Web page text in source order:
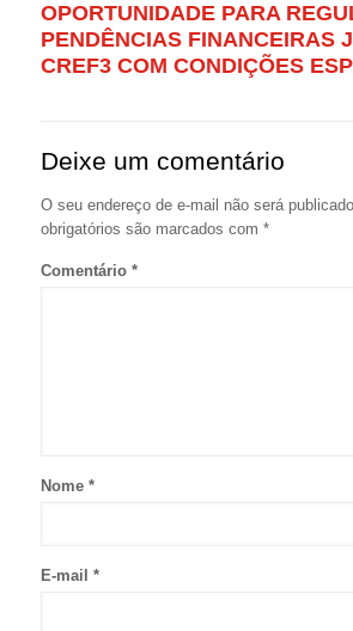
OPORTUNIDADE PARA
PENDÊNCIAS FINANCEIRAS
CREF3 COM CONDIÇÕES
Deixe um comentário
O seu endereço de e-mail não será
obrigatórios são marcados com *
Comentário *
Nome *
E-mail *